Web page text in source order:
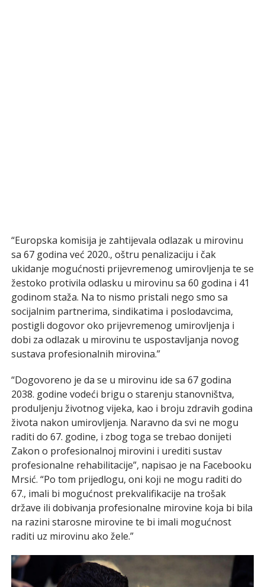
“Europska komisija je zahtijevala odlazak u mirovinu
sa 67 godina već 2020., oštru penalizaciju i čak
ukidanje mogućnosti prijevremenog umirovljenja te se
žestoko protivila odlasku u mirovinu sa 60 godina i 41
godinom staža. Na to nismo pristali nego smo sa
socijalnim partnerima, sindikatima i poslodavcima,
postigli dogovor oko prijevremenog umirovljenja i
dobi za odlazak u mirovinu te uspostavljanja novog
sustava profesionalnih mirovina.”
“Dogovoreno je da se u mirovinu ide sa 67 godina
2038. godine vodeći brigu o starenju stanovništva,
produljenju životnog vijeka, kao i broju zdravih godina
života nakon umirovljenja. Naravno da svi ne mogu
raditi do 67. godine, i zbog toga se trebao donijeti
Zakon o profesionalnoj mirovini i urediti sustav
profesionalne rehabilitacije”, napisao je na Facebooku
Mrsić. “Po tom prijedlogu, oni koji ne mogu raditi do
67., imali bi mogućnost prekvalifikacije na trošak
države ili dobivanja profesionalne mirovine koja bi bila
na razini starosne mirovine te bi imali mogućnost
raditi uz mirovinu ako žele.”